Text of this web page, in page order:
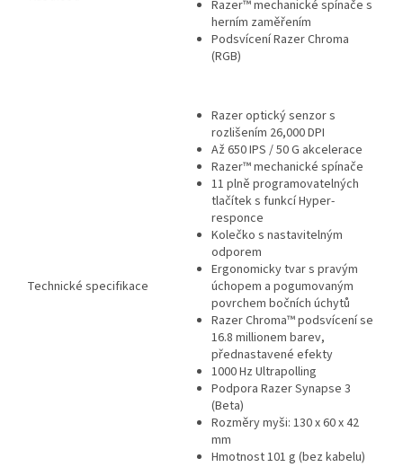
Razer™ mechanické spínače s
herním zaměřením
Podsvícení Razer Chroma
(RGB)
Technické specifikace
Razer optický senzor s
rozlišením 26,000 DPI
Až 650 IPS / 50 G akcelerace
Razer™ mechanické spínače
11 plně programovatelných
tlačítek s funkcí Hyper-
responce
Kolečko s nastavitelným
odporem
Ergonomicky tvar s pravým
úchopem a pogumovaným
povrchem bočních úchytů
Razer Chroma™ podsvícení se
16.8 millionem barev,
přednastavené efekty
1000 Hz Ultrapolling
Podpora Razer Synapse 3
(Beta)
Rozměry myši: 130 x 60 x 42
mm
Hmotnost 101 g (bez kabelu)